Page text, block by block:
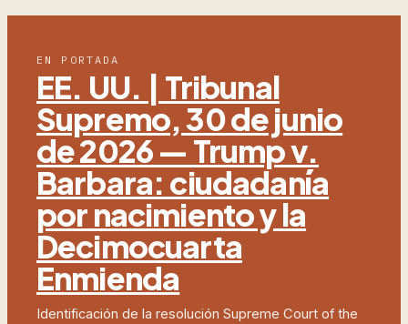
EN PORTADA
EE. UU. | Tribunal
Supremo, 30 de junio
de 2026 — Trump v.
Barbara: ciudadanía
por nacimiento y la
Decimocuarta
Enmienda
Identificación de la resolución Supreme Court of the